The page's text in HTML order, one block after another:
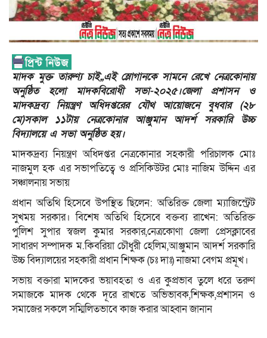
মাদক মুক্ত তারুণ্য চাই,,এই স্লোগানকে সামনে রেখে নেত্রকোনায়
অনুষ্ঠিত হলো মাদকবিরোধী সভা-২০২৫।জেলা প্রশাসন ও
মাদকদ্রব্য নিয়ন্ত্রণ অধিদপ্তরের যৌথ আয়োজনে বুধবার (২৮
মে)সকাল ১১টায় নেত্রকোনার আঞ্জুমান আদর্শ সরকারি উচ্চ
বিদ্যালয়ে এ সভা অনুষ্ঠিত হয়।
মাদকদ্রব্য নিয়ন্ত্রণ অধিদপ্তর নেত্রকোনার সহকারী পরিচালক মোঃ
নাজমুল হক এর সভাপতিত্বে ও প্রসিকিউটর মোঃ নাজিম উদ্দিন এর
সঞ্চালনায় সভায়
প্রধান অতিথি হিসেবে উপস্থিত ছিলেন: অতিরিক্ত জেলা ম্যাজিস্ট্রেট
সুখময় সরকার। বিশেষ অতিথি হিসেবে বক্তব্য রাখেন: অতিরিক্ত
পুলিশ সুপার স্বজল কুমার সরকার,নেত্রকোণা জেলা প্রেসক্লাবের
সাধারণ সম্পাদক ম.কিবরিয়া চৌধুরী হেলিম,আঞ্জুমান আদর্শ সরকারি
উচ্চ বিদ্যালয়ের সহকারী প্রধান শিক্ষক (চঃ দাঃ) নাজমা বেগম প্রমূখ।
সভায় বক্তারা মাদকের ভয়াবহতা ও এর কুপ্রভাব তুলে ধরে তরুণ
সমাজকে মাদক থেকে দূরে রাখতে অভিভাবক,শিক্ষক,প্রশাসন ও
সমাজের সকলে সম্মিলিতভাবে কাজ করার আহ্বান জানান